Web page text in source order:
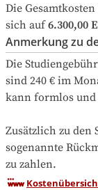
Die
sich auf 6.300,00
Anmerkung zu
Die
sind 240 € im
kann formlos
Zusätzlich zu den
sogenannte
zu zahlen.